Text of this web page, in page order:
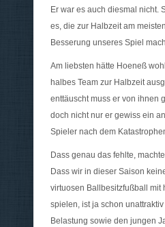
Er war es auch diesmal nicht.
es, die zur Halbzeit am
Besserung unseres Spiel
Am liebsten hätte Hoeneß
halbes Team zur Halbzeit
enttäuscht muss er von ihnen
doch nicht nur er gewiss ein
Spieler nach dem
Dass genau das fehlte,
Dass wir in dieser Saison
virtuosen Ballbesitzfußball mit
spielen, ist ja schon
Belastung sowie den jungen